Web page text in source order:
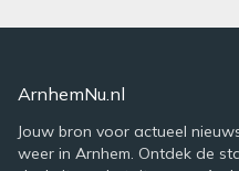
ArnhemNu.nl
Jouw bron voor actueel
weer in Arnhem. Ontdek de